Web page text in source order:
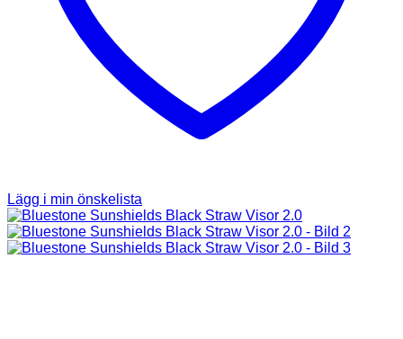
Lägg i min önskelista